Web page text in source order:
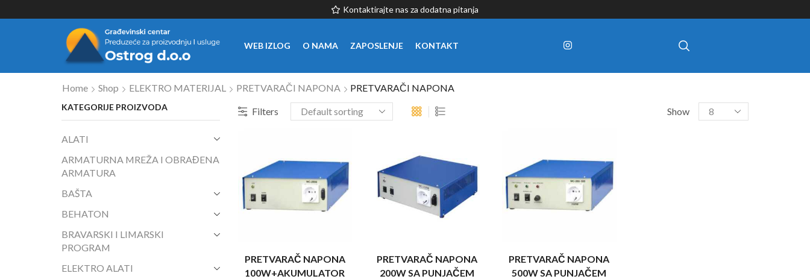
Kontaktirajte nas za dodatna pitanja
WEB IZLOG O NAMA ZAPOSLENJE KONTAKT
Home Shop ELEKTRO MATERIJAL PRETVARAČI NAPONA PRETVARAČI NAPONA
Filters Show
PRETVARAČ NAPONA
100W+AKUMULATOR
PRETVARAČ NAPONA
200W SA PUNJAČEM
PRETVARAČ NAPONA
500W SA PUNJAČEM
KATEGORIJE PROIZVODA
ALATI
ARMATURNA MREŽA I OBRAĐENA
ARMATURA
BAŠTA
BEHATON
BRAVARSKI I LIMARSKI
PROGRAM
ELEKTRO ALATI